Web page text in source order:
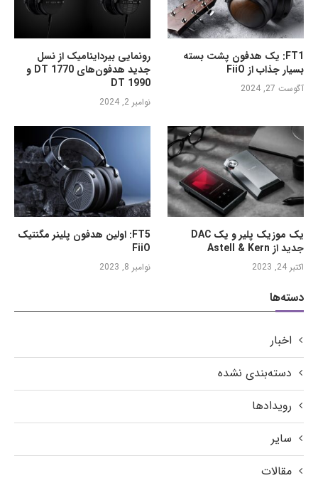
رونمایی بیرداینامیک از نسل
جدید هدفون‌های DT 1770 و
DT 1990
نوامبر 2, 2024
FT1: یک هدفون پشت بسته
بسیار جذاب از FiiO
آگوست 27, 2024
FT5: اولین هدفون پلینر مگنتیک
FiiO
نوامبر 8, 2023
یک موزیک پلیر و یک DAC
جدید از Astell & Kern
اکتبر 24, 2023
دسته‌ها
اخبار
دسته‌بندی نشده
رویدادها
سایر
مقالات